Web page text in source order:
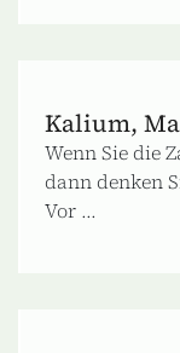
Kalium,
Wenn Sie die
dann denken
Vor ...